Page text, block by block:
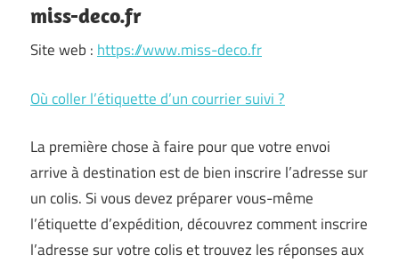
miss-deco.fr
Site web : https://www.miss-deco.fr
Où coller l’étiquette d’un courrier suivi ?
La première chose à faire pour que votre envoi
arrive à destination est de bien inscrire l’adresse sur
un colis. Si vous devez préparer vous-même
l’étiquette d’expédition, découvrez comment inscrire
l’adresse sur votre colis et trouvez les réponses aux